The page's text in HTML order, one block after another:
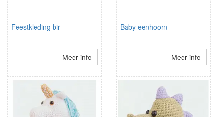
Feestkleding bir
Meer info
Baby eenhoorn
Meer info